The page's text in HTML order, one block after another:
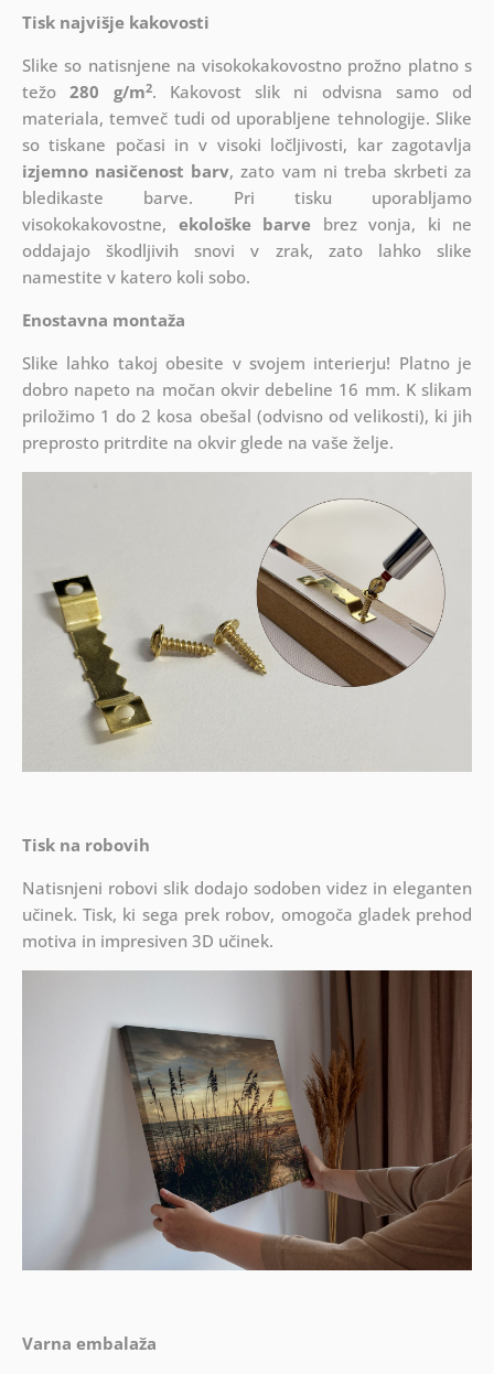
Tisk najvišje kakovosti
Slike so natisnjene na visokokakovostno prožno platno s
težo280 g/m2. Kakovost slik ni odvisna samo od
materiala, temveč tudi od uporabljene tehnologije. Slike
so tiskane počasi in v visoki ločljivosti, kar zagotavlja
izjemno nasičenost barv, zato vam ni treba skrbeti za
bledikaste barve. Pri tisku uporabljamo
visokokakovostne, ekološke barve brez vonja, ki ne
oddajajo škodljivih snovi v zrak, zato lahko slike
namestite v katero koli sobo.
Enostavna montaža
Slike lahko takoj obesite v svojem interierju! Platno je
dobro napeto na močan okvir debeline 16 mm. K slikam
priložimo 1 do 2 kosa obešal (odvisno od velikosti), ki jih
preprosto pritrdite na okvir glede na vaše želje.
Tisk na robovih
Natisnjeni robovi slik dodajo sodoben videz in eleganten
učinek. Tisk, ki sega prek robov, omogoča gladek prehod
motiva in impresiven 3D učinek.
Varna embalaža